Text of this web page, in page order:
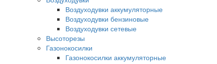
Воздуходувки аккумуляторные
Воздуходувки бензиновые
Воздуходувки сетевые
Высоторезы
Газонокосилки
Газонокосилки аккумуляторные